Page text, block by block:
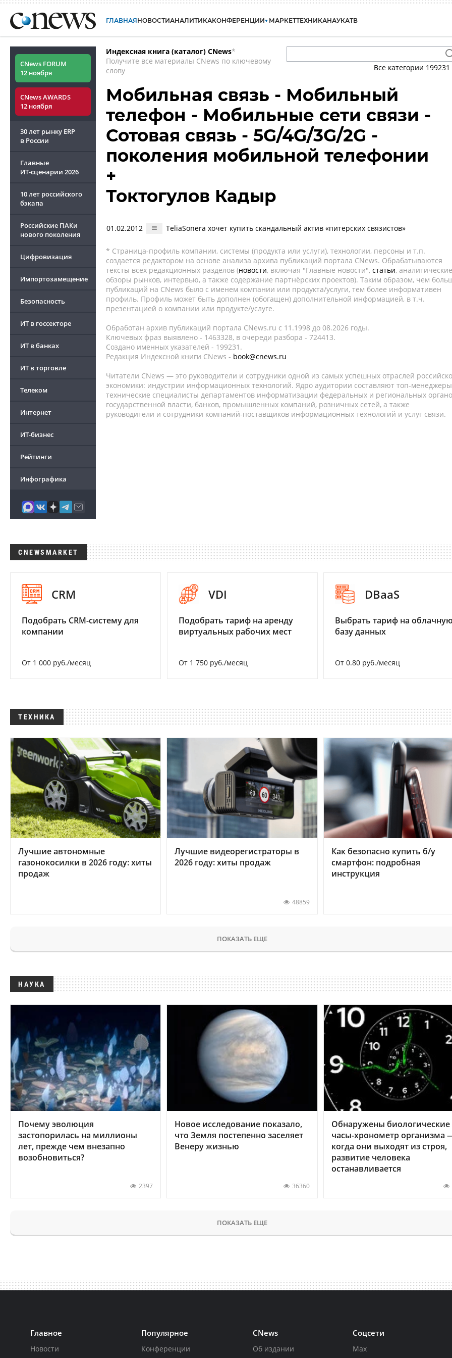
ГЛАВНАЯНОВОСТИАНАЛИТИКАКОНФЕРЕНЦИИ МАРКЕТТЕХНИКАНАУКАТВ
CNews FORUM
12 ноября
CNews AWARDS
12 ноября
30 лет рынку ERP
в России
Главные
ИТ-сценарии 2026
10 лет российского
бэкапа
Российские ПАКи
нового поколения
Цифровизация
Импортозамещение
Безопасность
ИТ в госсекторе
ИТ в банках
ИТ в торговле
Телеком
Интернет
ИТ-бизнес
Рейтинги
Инфографика
Индексная книга (каталог) CNews*
Получите все материалы CNews по ключевому
слову
Все категории 199231
Мобильная связь - Мобильный
телефон - Мобильные сети связи -
Сотовая связь - 5G/4G/3G/2G -
поколения мобильной телефонии
+
Токтогулов Кадыр
01.02.2012 TeliaSonera хочет купить скандальный актив «питерских связистов»
* Страница-профиль компании, системы (продукта или услуги), технологии, персоны и т.п.
создается редактором на основе анализа архива публикаций портала CNews. Обрабатываются
тексты всех редакционных разделов (новости, включая "Главные новости", статьи, аналитические
обзоры рынков, интервью, а также содержание партнёрских проектов). Таким образом, чем
публикаций на CNews было с именем компании или продукта/услуги, тем более информативен
профиль. Профиль может быть дополнен (обогащен) дополнительной информацией, в т.ч.
презентацией о компании или продукте/услуге.
Обработан архив публикаций портала CNews.ru c 11.1998 до 08.2026 годы.
Ключевых фраз выявлено - 1463328, в очереди разбора - 724413.
Создано именных указателей - 199231.
Редакция Индексной книги CNews - book@cnews.ru
Читатели CNews — это руководители и сотрудники одной из самых успешных отраслей
экономики: индустрии информационных технологий. Ядро аудитории составляют топ-
технические специалисты департаментов информатизации федеральных и региональных
государственной власти, банков, промышленных компаний, розничных сетей, а также
руководители и сотрудники компаний-поставщиков информационных технологий и услуг связи.
CNEWSMARKET
CRM
Подобрать CRM-систему для
компании
От 1 000 руб./месяц
VDI
Подобрать тариф на аренду
виртуальных рабочих мест
От 1 750 руб./месяц
DBaaS
Выбрать тариф на
базу данных
От 0.80 руб./месяц
ТЕХНИКА
Лучшие автономные
газонокосилки в 2026 году: хиты
продаж
Лучшие видеорегистраторы в
2026 году: хиты продаж
48859
Как безопасно купить б/у
смартфон: подробная
инструкция
ПОКАЗАТЬ ЕЩЕ
НАУКА
Почему эволюция
застопорилась на миллионы
лет, прежде чем внезапно
возобновиться?
2397
Новое исследование показало,
что Земля постепенно заселяет
Венеру жизнью
36360
Обнаружены биологические
часы-хронометр организма
когда они выходят из строя,
развитие человека
останавливается
ПОКАЗАТЬ ЕЩЕ
Главное
Новости
Популярное
Конференции
CNews
Об издании
Соцсети
Max